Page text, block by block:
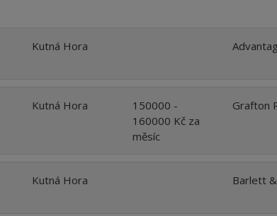
Kutná Hora
Kutná Hora
150000 -
160000 Kč za
měsíc
Grafton
Kutná Hora Barlett